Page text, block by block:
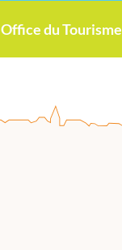
Office du Tourisme